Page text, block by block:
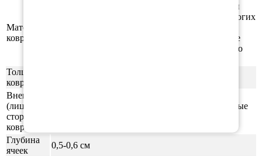
Материал
ковриков
Этиленвинилацетат (ЭВА/ЕВА) - полимерный
материал, который зарекомендовал себя во многих
производят спортивные маты, гимнастические
коврики, подошву для обуви, шлёпки и прочую
Толщина
ковриков
Внешняя
(лицевая)
сторона
ковриков
ячейки СОТЫ/РОМБ (напоминающие пчелиные
Глубина
ячеек
0,5-0,6 см